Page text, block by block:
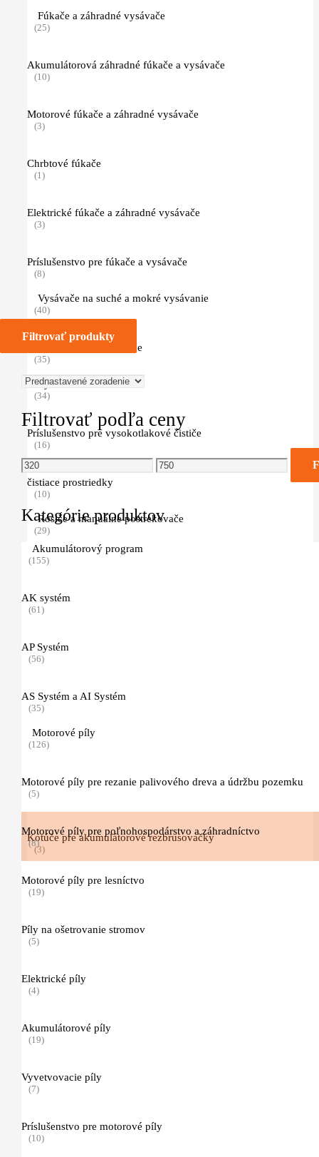
Fúkače a záhradné vysávače
(25)
Akumulátorová záhradné fúkače a vysávače
(10)
Motorové fúkače a záhradné vysávače
(3)
Chrbtové fúkače
(1)
Elektrické fúkače a záhradné vysávače
(3)
Príslušenstvo pre fúkače a vysávače
(8)
Vysávače na suché a mokré vysávanie
(40)
Príslušentvo pre vysávače
(35)
Vysokotlakové čističe
(34)
Príslušenstvo pre vysokotlakové čističe
(16)
čistiace prostriedky
(10)
Rosiče a manuálne postrekovače
(29)
Manuálne postrekovače
Motorové a akumulátorové rosiče
Drviče konárov a záhradného odpadu
(11)
Príslušenstvo pre drviče a štiepkovače
(1)
Rozbrusovačky a píly na betón
(28)
Motorové píly na betón
(3)
Kotúče pre akumulátorové rezbrusovačky
(3)
Rozbrusovacie kotúče s pojivom zo syntetickej živice
(3)
Diamantové rozbrusovacie kotúče
(5)
Vozíky a príslušenstvo
(8)
Kombi Systém
(26)
Kombi motory
(7)
Kombi nástroje
(11)
Filtrovať produkty
Filtrovať podľa ceny
Minimálna
cena
cena
Kategórie produktov
Akumulátorový program
(155)
AK systém
(61)
AP Systém
(56)
AS Systém a AI Systém
(35)
Motorové píly
(126)
Motorové píly pre rezanie palivového dreva a údržbu pozemku
(5)
Motorové píly pre poľnohospodárstvo a záhradníctvo
(8)
Motorové píly pre lesníctvo
(19)
Píly na ošetrovanie stromov
(5)
Elektrické píly
(4)
Akumulátorové píly
(19)
Vyvetvovacie píly
(7)
Príslušenstvo pre motorové píly
(10)